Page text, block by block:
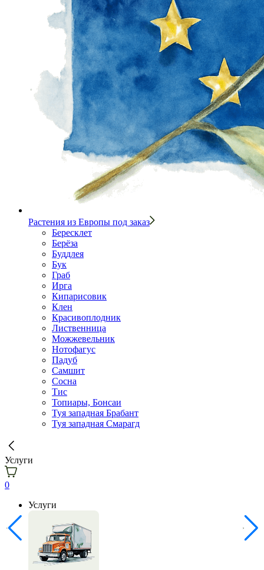
Растения из Европы под заказ
Бересклет
Берёза
Буддлея
Бук
Граб
Ирга
Кипарисовик
Клен
Красивоплодник
Лиственница
Можжевельник
Нотофагус
Падуб
Самшит
Сосна
Тис
Топиары, Бонсаи
Туя западная Брабант
Туя западная Смарагд
Услуги
0
Услуги